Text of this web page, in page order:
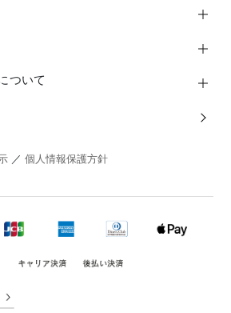
ついて
／個人情報保護方針